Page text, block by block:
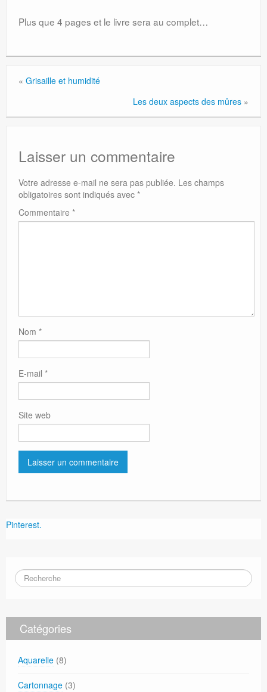
Plus que 4 pages et le livre sera au complet…
« Grisaille et humidité
Les deux aspects des mûres »
Laisser un commentaire
Votre adresse e-mail ne sera pas publiée. Les champs
obligatoires sont indiqués avec *
Commentaire *
Nom *
E-mail *
Site web
Pinterest.
Catégories
Aquarelle (8)
Cartonnage (3)